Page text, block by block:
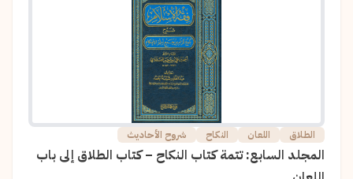
الطلاق اللعان النكاح شروح الأحاديث
المجلد السابع: تتمة كتاب النكاح – كتاب الطلاق إلى باب